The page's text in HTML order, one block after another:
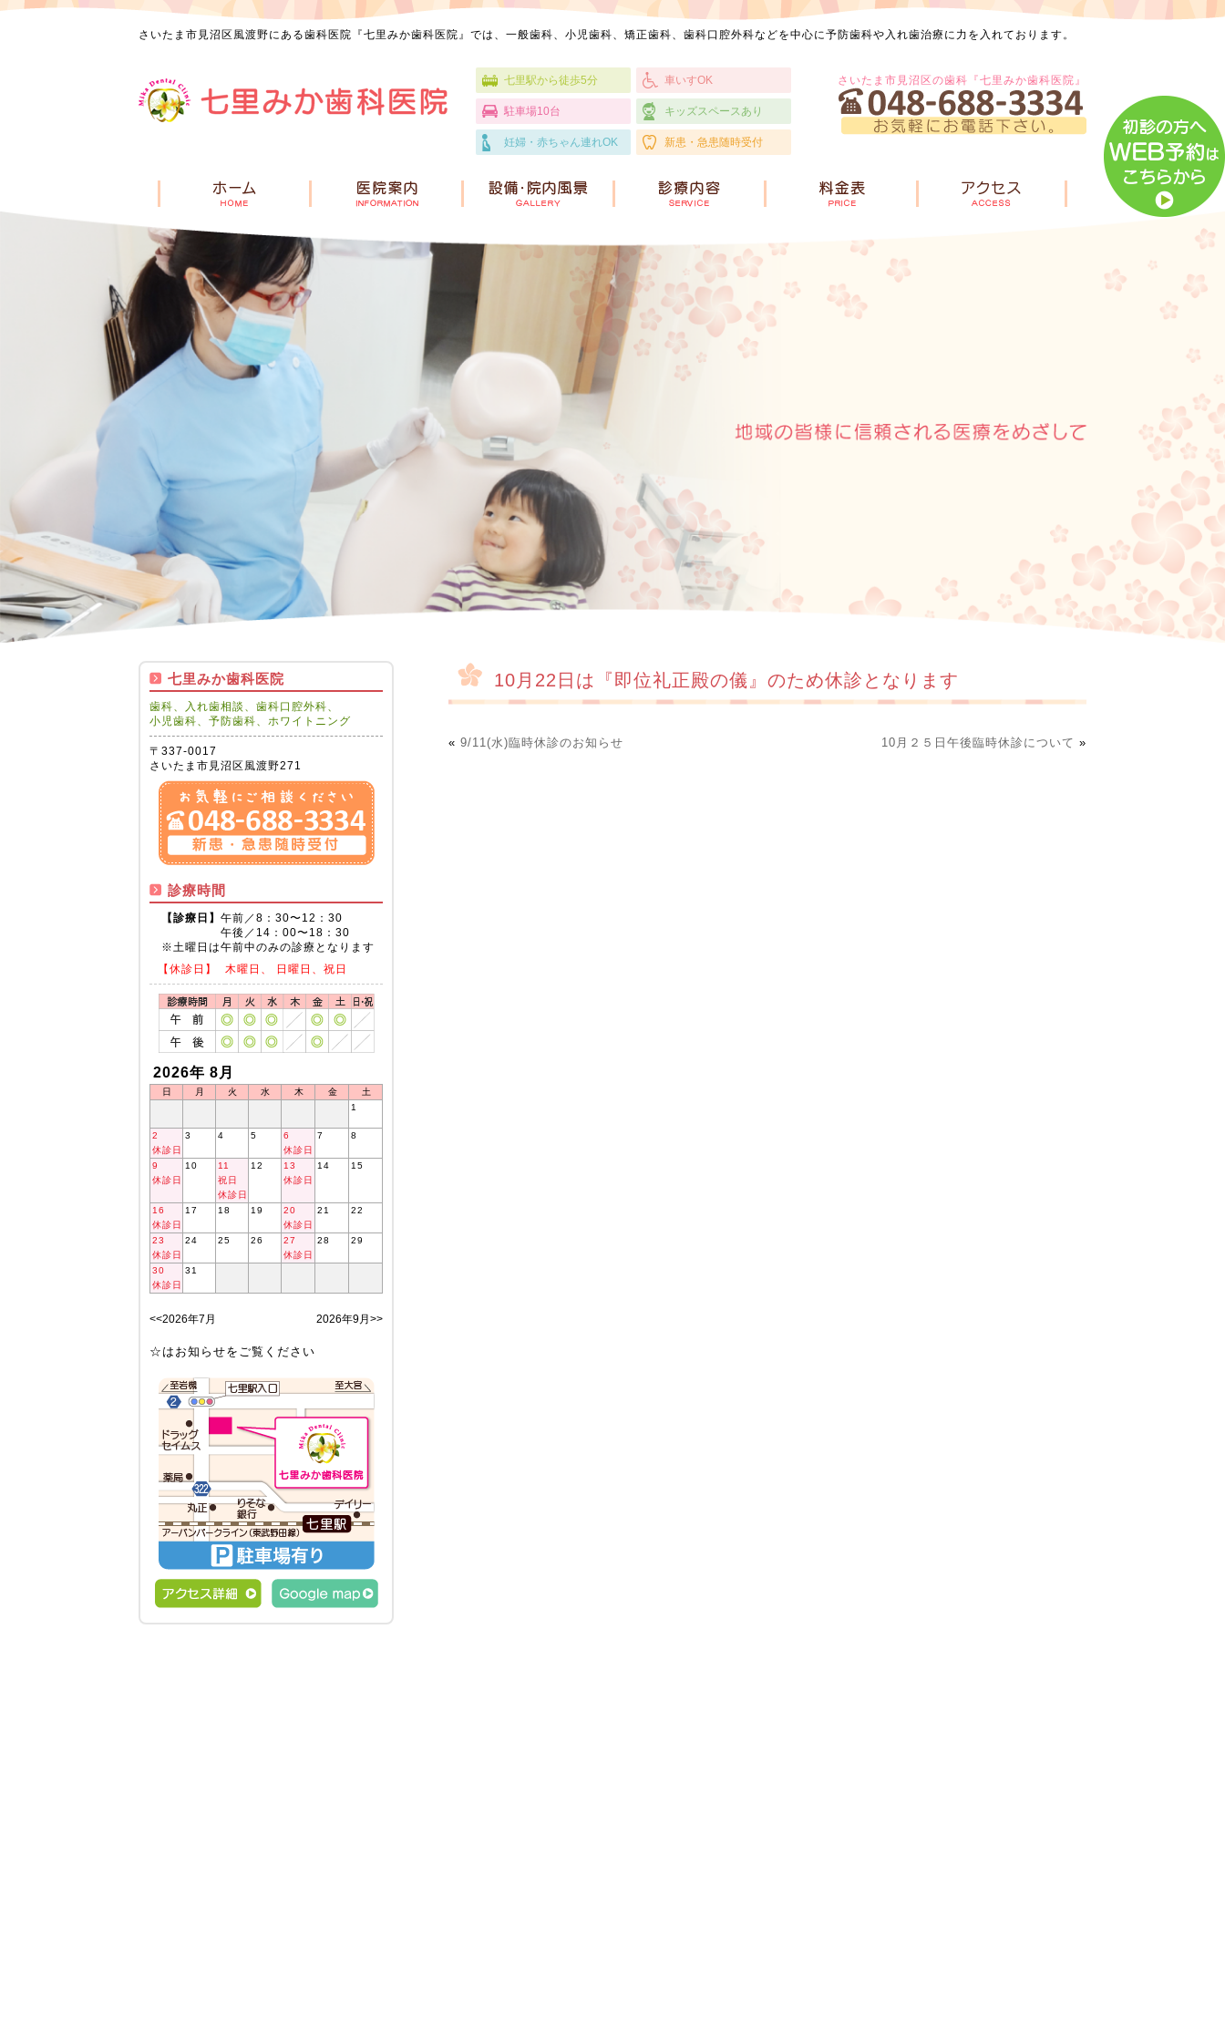
さいたま市見沼区風渡野にある歯科医院『七里みか歯科医院』では、一般歯科、小児歯科、矯正歯科、歯科口腔外科などを中心に予防歯科や入れ歯治療に力を入れております。
七里駅から徒歩5分 車いすOK
駐車場10台 キッズスペースあり
妊婦・赤ちゃん連れOK 新患・急患随時受付
さいたま市見沼区の歯科『七里みか歯科医院』
HOME 設備・院内風景
10月22日は『即位礼正殿の儀』のため休診となります
« 9/11(水)臨時休診のお知らせ 10月２５日午後臨時休診について »
七里みか歯科医院
歯科、入れ歯相談、歯科口腔外科、
小児歯科、予防歯科、ホワイトニング
〒337-0017
さいたま市見沼区風渡野271
診療時間
【診療日】 午前／8：30〜12：30
午後／14：00〜18：30
※土曜日は午前中のみの診療となります
【休診日】
木曜日、 日曜日、祝日
2026年 8月
日 月 火 水 木 金
土
1
2
休診日
3 4 5
6
休診日
7 8
9
休診日
10
11
祝日
休診日
12
13
休診日
14 15
16
休診日
17 18 19
20
休診日
21 22
23
休診日
24 25 26
27
休診日
28 29
30
休診日
31
<<2026年7月 2026年9月>>
☆はお知らせをご覧ください